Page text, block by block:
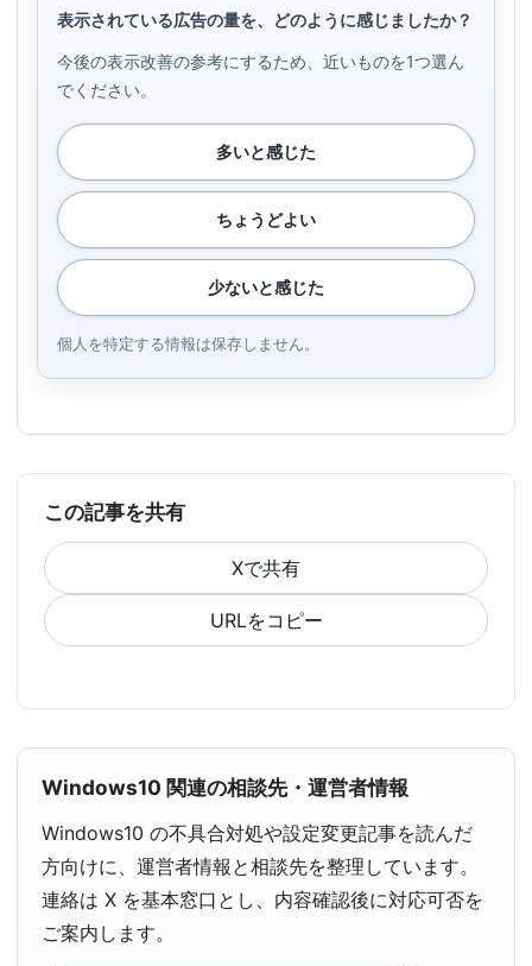
表示されている広告の量を、どのように感じましたか？
今後の表示改善の参考にするため、近いものを1つ選ん
でください。
多いと感じた
ちょうどよい
少ないと感じた
個人を特定する情報は保存しません。
この記事を共有
Xで共有
URLをコピー
Windows10 関連の相談先・運営者情報
Windows10 の不具合対処や設定変更記事を読んだ
方向けに、運営者情報と相談先を整理しています。
連絡は X を基本窓口とし、内容確認後に対応可否を
ご案内します。